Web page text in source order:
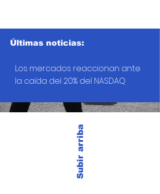
Subir arriba
Últimas noticias:
Los mercados reaccionan ante
la caída del 20% del NASDAQ